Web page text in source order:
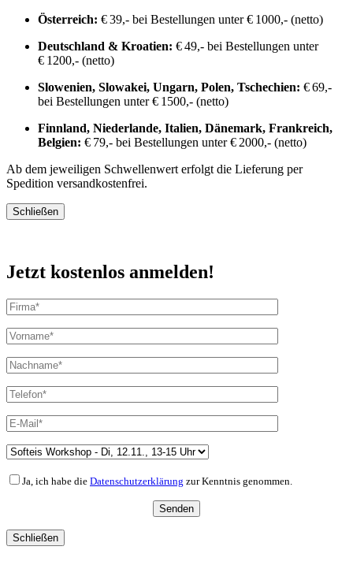
Österreich: € 39,- bei Bestellungen unter € 1000,- (netto)
Deutschland & Kroatien: € 49,- bei Bestellungen unter
€ 1200,- (netto)
Slowenien, Slowakei, Ungarn, Polen, Tschechien: € 69,-
bei Bestellungen unter € 1500,- (netto)
Finnland, Niederlande, Italien, Dänemark, Frankreich,
Belgien: € 79,- bei Bestellungen unter € 2000,- (netto)
Ab dem jeweiligen Schwellenwert erfolgt die Lieferung per
Spedition versandkostenfrei.
Schließen
Jetzt kostenlos anmelden!
Ja, ich habe die Datenschutzerklärung zur Kenntnis genommen.
Schließen